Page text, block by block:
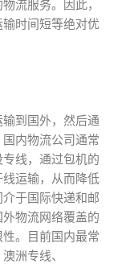
流服务。因此，
时间短等绝对优
到国外，然后通
内物流公司通常
线，通过包机的
运输，从而降低
于国际快递和邮
物流网络覆盖的
。目前国内最常
洲专线、